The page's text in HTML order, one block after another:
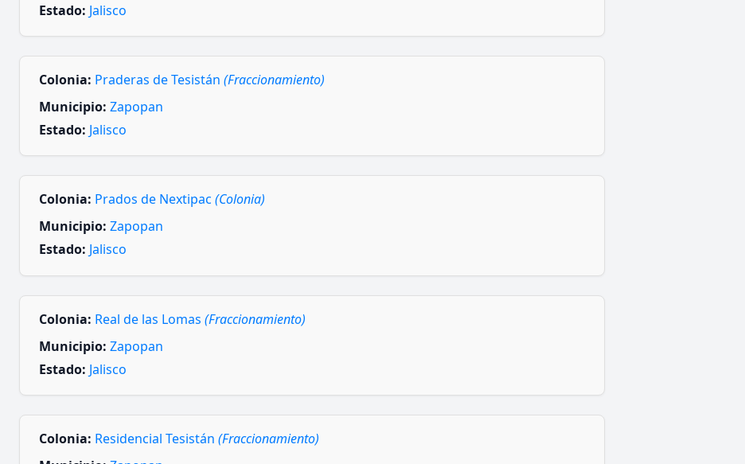
Estado: Jalisco
Colonia: Praderas de Tesistán (Fraccionamiento)
Municipio: Zapopan
Estado: Jalisco
Colonia: Prados de Nextipac (Colonia)
Municipio: Zapopan
Estado: Jalisco
Colonia: Real de las Lomas (Fraccionamiento)
Municipio: Zapopan
Estado: Jalisco
Colonia: Residencial Tesistán (Fraccionamiento)